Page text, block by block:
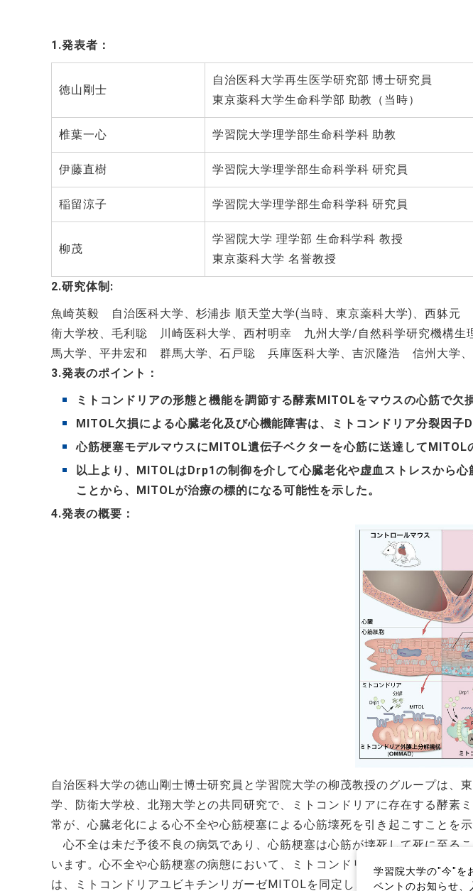
1.発表者：
徳山剛士
自治医科大学再生医学研究部 博士研究員
東京薬科大学生命科学部 助教（当時）
椎葉一心 学習院大学理学部生命科学科 助教
伊藤直樹 学習院大学理学部生命科学科 研究員
稲留涼子 学習院大学理学部生命科学科 研究員
柳茂
学習院大学 理学部 生命科学科 教授
東京薬科大学 名誉教授
2.研究体制:
魚崎英毅 自治医科大学、杉浦歩 順天堂大学(当時、東京薬科大学)、西躰元
衛大学校、毛利聡 川崎医科大学、西村明幸 九州大学/ 自然科学研究機構
馬大学、平井宏和 群馬大学、石戸聡 兵庫医科大学、吉沢隆浩 信州大学
3.発表のポイント：
ミトコンドリアの形態と機能を調節する酵素MITOLをマウスの心筋で欠
MITOL欠損による心臓老化及び心機能障害は、ミトコンドリア分裂因子
心筋梗塞モデルマウスにMITOL遺伝子ベクターを心筋に送達してMITOL
以上より、 MITOLはDrp1の制御を介して心臓老化や虚血ストレスから心
ことから、 MITOLが治療の標的になる可能性を示した。
4.発表の概要：
自治医科大学の徳山剛士博士研究員と学習院大学の柳茂教授のグループは、
学、防衛大学校、北翔大学との共同研究で、ミトコンドリアに存在する酵
常が、心臓老化による心不全や心筋梗塞による心筋壊死を引き起こすことを
心不全は未だ予後不良の病気であり、心筋梗塞は心筋が壊死して死に至る
います。心不全や心筋梗塞の病態において、ミトコンドリアの機能低下が
は、ミトコンドリアユビキチンリガーゼMITOLを同定し、MITOLがミトコ
学習院大学の"今"を
ベントのお知らせ、